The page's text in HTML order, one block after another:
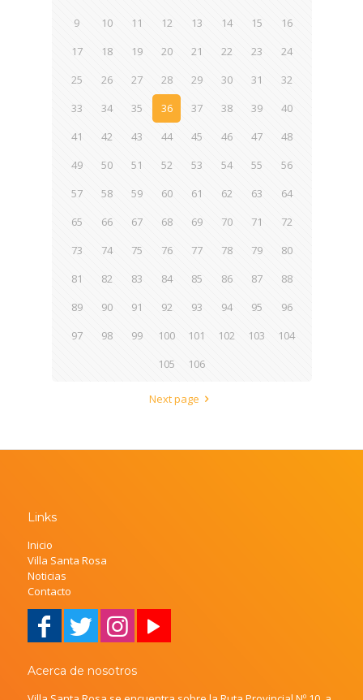
9
10 11 12 13 14 15
16
17
18 19 20 21 22 23
24
25
26 27 28 29 30 31
32
33
34 35 36 37 38 39
40
41
42 43 44 45 46 47
48
49
50 51 52 53 54 55
56
57
58 59 60 61 62 63
64
65
66 67 68 69 70 71
72
73
74 75 76 77 78 79
80
81
82 83 84 85 86 87
88
89
90 91 92 93 94 95
96
97
98 99 100 101 102 103
104
105
106
Next page
Links
Inicio
Villa Santa Rosa
Noticias
Contacto
Acerca de nosotros